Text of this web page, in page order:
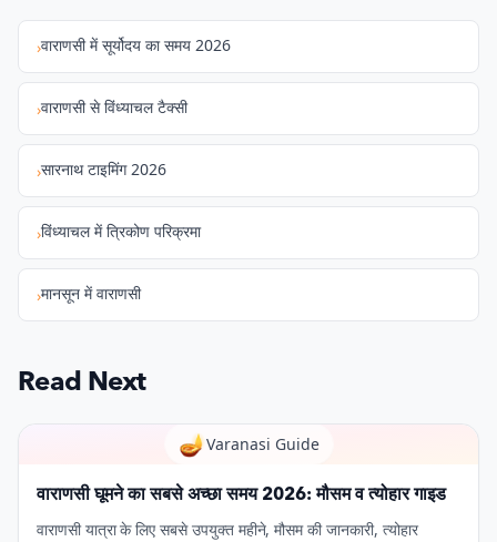
›वाराणसी में सूर्योदय का समय 2026
›वाराणसी से विंध्याचल टैक्सी
›सारनाथ टाइमिंग 2026
›विंध्याचल में त्रिकोण परिक्रमा
›मानसून में वाराणसी
Read Next
🪔Varanasi Guide
वाराणसी घूमने का सबसे अच्छा समय 2026: मौसम व त्योहार गाइड
वाराणसी यात्रा के लिए सबसे उपयुक्त महीने, मौसम की जानकारी, त्योहार